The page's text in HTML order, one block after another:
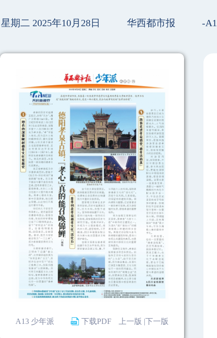
星期二 2025年10月28日 华西都市报 -
A13 少年派 下载PDF 下一版
上一版 |